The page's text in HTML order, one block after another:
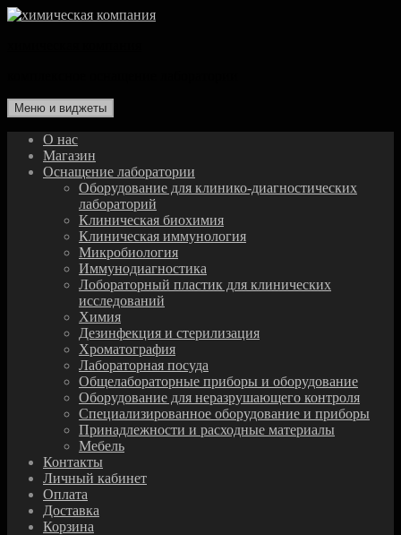
Перейти
Меню и виджеты
О нас
Магазин
Оснащение лаборатории
Оборудование для клинико-диагностических
лабораторий
Клиническая биохимия
Клиническая иммунология
Микробиология
Иммунодиагностика
Лобораторный пластик для клинических
исследований
Химия
Дезинфекция и стерилизация
Хроматография
Лабораторная посуда
Общелабораторные приборы и оборудование
Оборудование для неразрушающего контроля
Специализированное оборудование и приборы
Принадлежности и расходные материалы
Мебель
Контакты
Личный кабинет
Оплата
Доставка
Корзина